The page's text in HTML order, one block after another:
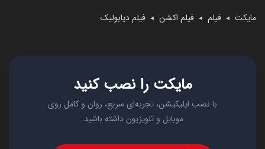
مایکت ◄ فیلم ◄ فیلم اکشن ◄ فیلم دیابولیک
مایکت را نصب کنید
با نصب اپلیکیشن، تجربه‌ای سریع، روان و کامل روی
موبایل و تلویزیون داشته باشید.